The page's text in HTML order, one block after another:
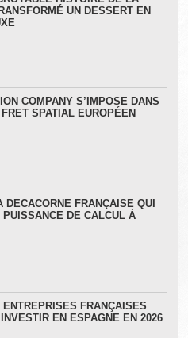
UN DESSERT EN
COMPANY S’IMPOSE DANS
SPATIAL EUROPÉEN
FRANÇAISE QUI
PUISSANCE DE CALCUL À
ENTREPRISES FRANÇAISES
EN ESPAGNE EN 2026